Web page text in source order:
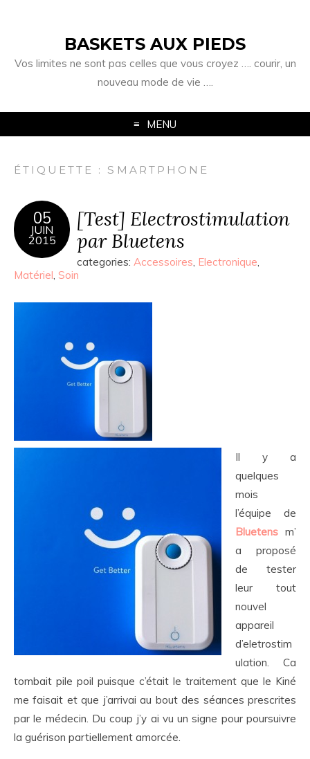
BASKETS AUX PIEDS
Vos limites ne sont pas celles que vous croyez …. courir, un
nouveau mode de vie ….
MENU
ÉTIQUETTE : SMARTPHONE
05
JUIN
2015
[Test] Electrostimulation
par Bluetens
categories: Accessoires, Electronique,
Matériel, Soin
Il y a
quelques
mois
l’équipe de
Bluetens m’
a proposé
de tester
leur tout
nouvel
appareil
d’eletrostim
ulation. Ca
tombait pile poil puisque c’était le traitement que le Kiné
me faisait et que j’arrivai au bout des séances prescrites
par le médecin. Du coup j’y ai vu un signe pour poursuivre
la guérison partiellement amorcée.